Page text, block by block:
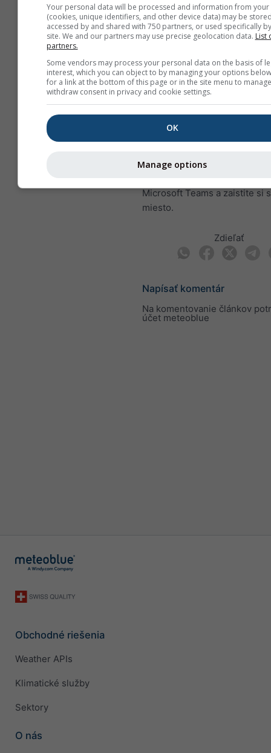
expert a vedúci tímu
meteorologických služieb. Vo
práci prepája meteorológiu,
zákaznícke riešenia. Tretím
bude Philipp Kowatzki,
produktového marketingu.
je otvorený všetkým, ktorí
rizikami spojenými s počasím.
Microsoft Teams a zaistite si
miesto.
Zdieľať
Napísať komentár
Na komentovanie článkov
účet meteoblue
Obchodné riešenia
Weather APIs
Klimatické služby
Sektory
O nás
Your personal data will be processed and information from your
(cookies, unique identifiers, and other device data) may be
accessed by and shared with 750 partners, or used specifically
site. We and our partners may use precise geolocation data. List
partners.
Some vendors may process your personal data on the basis of
interest, which you can object to by managing your options
for a link at the bottom of this page or in the site menu to
withdraw consent in privacy and cookie settings.
OK
Manage options